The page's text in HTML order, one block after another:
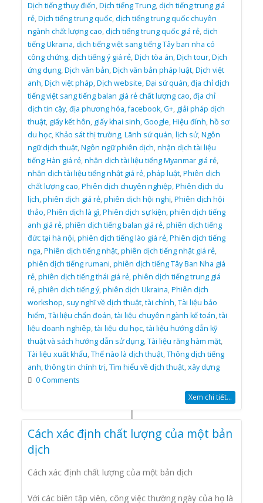
Dịch tiếng thụy điển,Dịch tiếng Trung,dịch tiếng trung giá
rẻ,Dịch tiếng trung quốc,dịch tiếng trung quốc chuyên
ngành chất lượng cao,dịch tiếng trung quốc giá rẻ,dịch
tiếng Ukraina,dịch tiếng việt sang tiếng Tây ban nha có
công chứng,dịch tiếng ý giá rẻ,Dịch tòa án,Dịch tour,Dịch
ứng dụng,Dịch văn bản,Dịch văn bản pháp luật,Dịch việt
anh,Dịch việt pháp,Dịch website,Đại sứ quán,địa chỉ dịch
tiếng việt sang tiếng balan giá rẻ chất lượng cao,địa chỉ
dịch tin cậy,địa phương hóa,facebook,G+, giải pháp dịch
thuật, giấy kết hôn, giấy khai sinh,Google,Hiệu đính,hồ sơ
du học,Khảo sát thị trường,Lãnh sứ quán,lịch sử,Ngôn
ngữ dịch thuật,Ngôn ngữ phiên dịch,nhận dịch tài liệu
tiếng Hàn giá rẻ,nhận dịch tài liệu tiếng Myanmar giá rẻ,
nhận dịch tài liệu tiếng nhật giá rẻ,pháp luật,Phiên dịch
chất lượng cao,Phiên dịch chuyên nghiệp,Phiên dịch du
lịch,phiên dịch giá rẻ,phiên dịch hội nghị,Phiên dịch hội
thảo,Phiên dịch là gì,Phiên dịch sự kiện,phiên dịch tiếng
anh giá rẻ,phiên dịch tiếng balan giá rẻ,phiên dịch tiếng
đức tại hà nội,phiên dịch tiếng lào giá rẻ,Phiên dịch tiếng
nga,Phiên dịch tiếng nhật,phiên dịch tiếng nhật giá rẻ,
phiên dịch tiếng rumani,phiên dịch tiếng Tây Ban Nha giá
rẻ,phiên dịch tiếng thái giá rẻ,phiên dịch tiếng trung giá
rẻ,phiên dịch tiếng ý,phiên dịch Ukraina,Phiên dịch
workshop, suy nghĩ về dịch thuật,tài chính,Tài liệu bảo
hiểm,Tài liệu chẩn đoán,tài liệu chuyên ngành kế toán,tài
liệu doanh nghiêp,tài liệu du học,tài liệu hướng dẫn kỹ
thuật và sách hướng dẫn sử dụng,Tài liệu răng hàm mặt,
Tài liệu xuất khẩu,Thế nào là dịch thuật,Thông dịch tiếng
anh,thông tin chính trị,Tìm hiểu về dịch thuật,xây dựng
0 Comments
Xem chi tiết...
Cách xác định chất lượng của một bản
dịch
Cách xác định chất lượng của một bản dịch
Với các biên tập viên, công việc thường ngày của họ là